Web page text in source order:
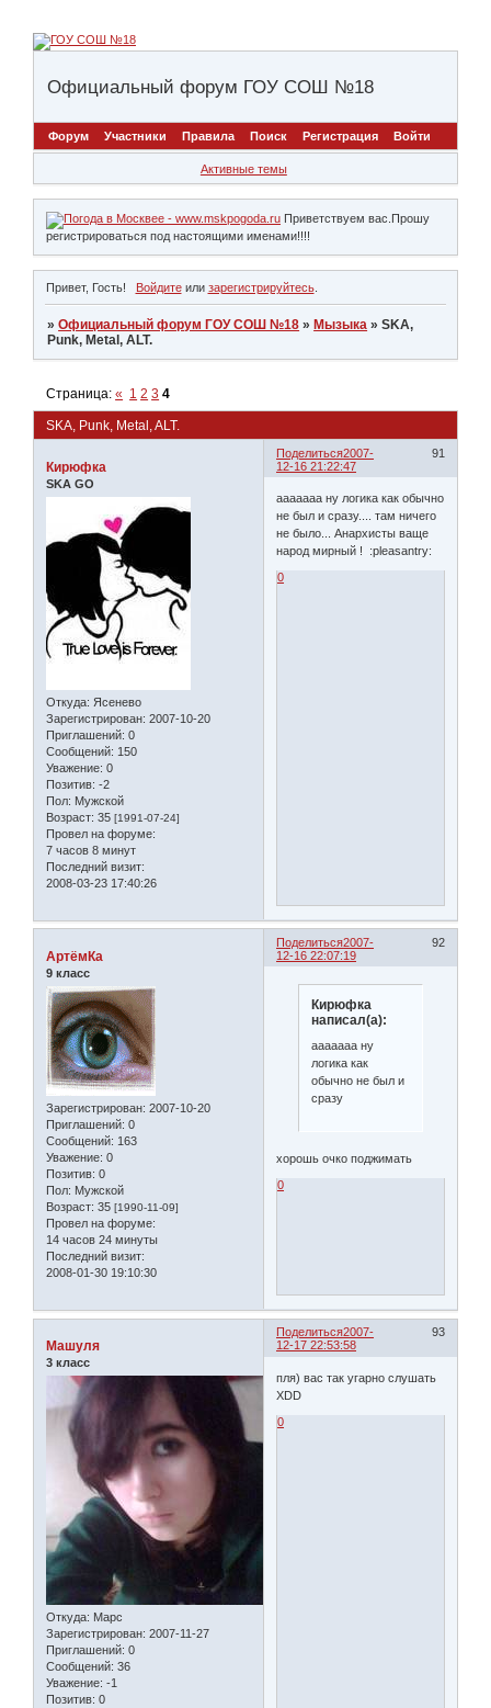
Официальный форум ГОУ СОШ №18
Форум Участники Правила Поиск Регистрация Войти
Активные темы
Приветствуем вас.Прошу
регистрироваться под настоящими именами!!!!
Привет, Гость! Войдитеили зарегистрируйтесь.
»Официальный форум ГОУ СОШ №18 » Мызыка »SKA,
Punk, Metal, ALT.
SKA, Punk, Metal, ALT.
Страница:« 1 2 3 4
Поделиться 91
2007-
12-16 21:22:47
Кирюфка
SKA GO
Откуда: Ясенево
Зарегистрирован: 2007-10-20
Приглашений: 0
Сообщений: 150
Уважение: 0
Позитив: -2
Пол: Мужской
Возраст: 35 [1991-07-24]
Провел на форуме:
7 часов 8 минут
Последний визит:
2008-03-23 17:40:26
ааааааа ну логика как обычно
не был и сразу.... там ничего
не было... Анархисты ваще
народ мирный ! :pleasantry:
0
Поделиться 92
2007-
12-16 22:07:19
АртёмКа
9 класс
Зарегистрирован: 2007-10-20
Приглашений: 0
Сообщений: 163
Уважение: 0
Позитив: 0
Пол: Мужской
Возраст: 35 [1990-11-09]
Провел на форуме:
14 часов 24 минуты
Последний визит:
2008-01-30 19:10:30
Кирюфка
написал(а):
ааааааа ну
логика как
обычно не был и
сразу
хорошь очко поджимать
0
Поделиться 93
2007-
12-17 22:53:58
Машуля
3 класс
Откуда: Марс
Зарегистрирован: 2007-11-27
Приглашений: 0
Сообщений: 36
Уважение: -1
Позитив: 0
пля) вас так угарно слушать
XDD
0